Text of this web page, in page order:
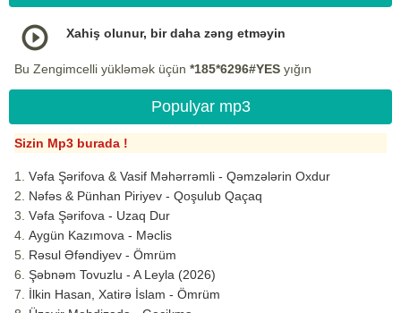
Xahiş olunur, bir daha zəng etməyin
Bu Zengimcelli yükləmək üçün *185*6296#YES yığın
Populyar mp3
Sizin Mp3 burada !
Vəfa Şərifova & Vasif Məhərrəmli - Qəmzələrin Oxdur
Nəfəs & Pünhan Piriyev - Qoşulub Qaçaq
Vəfa Şərifova - Uzaq Dur
Aygün Kazımova - Məclis
Rəsul Əfəndiyev - Ömrüm
Şəbnəm Tovuzlu - A Leyla (2026)
İlkin Hasan, Xatirə İslam - Ömrüm